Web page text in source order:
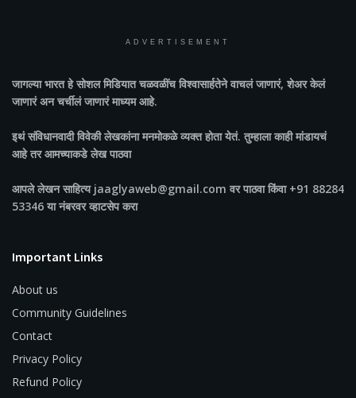
ADVERTISEMENT
जागल्या भारतहे सोशल मिडियात चळवळींच विश्वासार्हतेने वाचलं जाणारं, शेअर केलं
जाणारं अन चर्चीलं जाणारं माध्यम आहे.
इथं संविधानवादी विवेकी लेखकांना मनमोकळे व्यक्त होता येतं. तुम्हाला काही मांडायचं
आहे तर आमच्याकडे लेख पाठवा
आपले लेखन साहित्य jaaglyaweb@gmail.com वर पाठवा किंवा +91 88284
53346 या नंबरवर व्हाटसेप करा
Important Links
About us
Community Guidelines
Contact
Privacy Policy
Refund Policy